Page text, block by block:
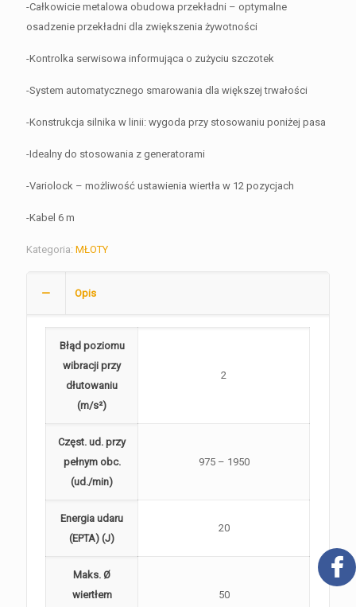
-Całkowicie metalowa obudowa przekładni – optymalne
osadzenie przekładni dla zwiększenia żywotności
-Kontrolka serwisowa informująca o zużyciu szczotek
-System automatycznego smarowania dla większej trwałości
-Konstrukcja silnika w linii: wygoda przy stosowaniu poniżej pasa
-Idealny do stosowania z generatorami
-Variolock – możliwość ustawienia wiertła w 12 pozycjach
-Kabel 6 m
Kategoria: MŁOTY
Opis
Błąd poziomu
wibracji przy
dłutowaniu
(m/s²)
2
Częst. ud. przy
pełnym obc.
(ud./min)
975 – 1950
Energia udaru
(EPTA) (J)
20
Maks. Ø
wiertłem
50